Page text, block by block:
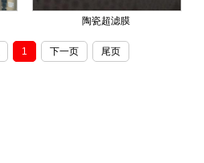
陶瓷超滤膜
1 下一页 尾页